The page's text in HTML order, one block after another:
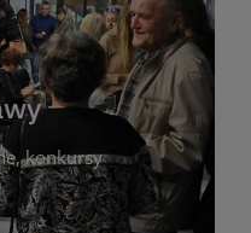
konkursy
o aktualnych
wystaw z
prace obejmują
i inne formy
to wyjątkowa okazja
w przestrzeni
wszystkich